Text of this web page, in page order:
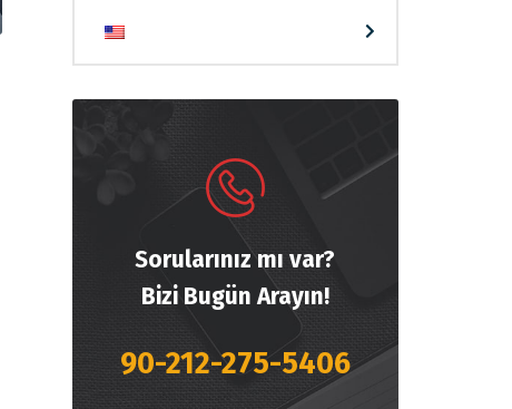
Sorularınız mı var?
Bizi Bugün Arayın!
90-212-275-5406